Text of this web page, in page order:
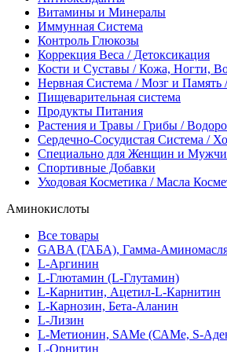
Витамины и Минералы
Иммунная Система
Контроль Глюкозы
Коррекция Веса / Детоксикация
Кости и Суставы / Кожа, Ногти,
Нервная Система / Мозг и Память
Пищеварительная система
Продукты Питания
Растения и Травы / Грибы /
Сердечно-Сосудистая Система /
Специально для Женщин и
Спортивные Добавки
Уходовая Косметика / Масла
Аминокислоты
Все товары
GABA (ГАБА), Гамма-
L-Аргинин
L-Глютамин (L-Глутамин)
L-Карнитин, Ацетил-L-Карнитин
L-Карнозин, Бета-Аланин
L-Лизин
L-Метионин, SAMe (САМе, S-
L-Орнитин